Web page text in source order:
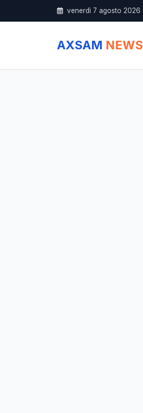
venerdì 7 agosto 2026
AXSAM NEWS